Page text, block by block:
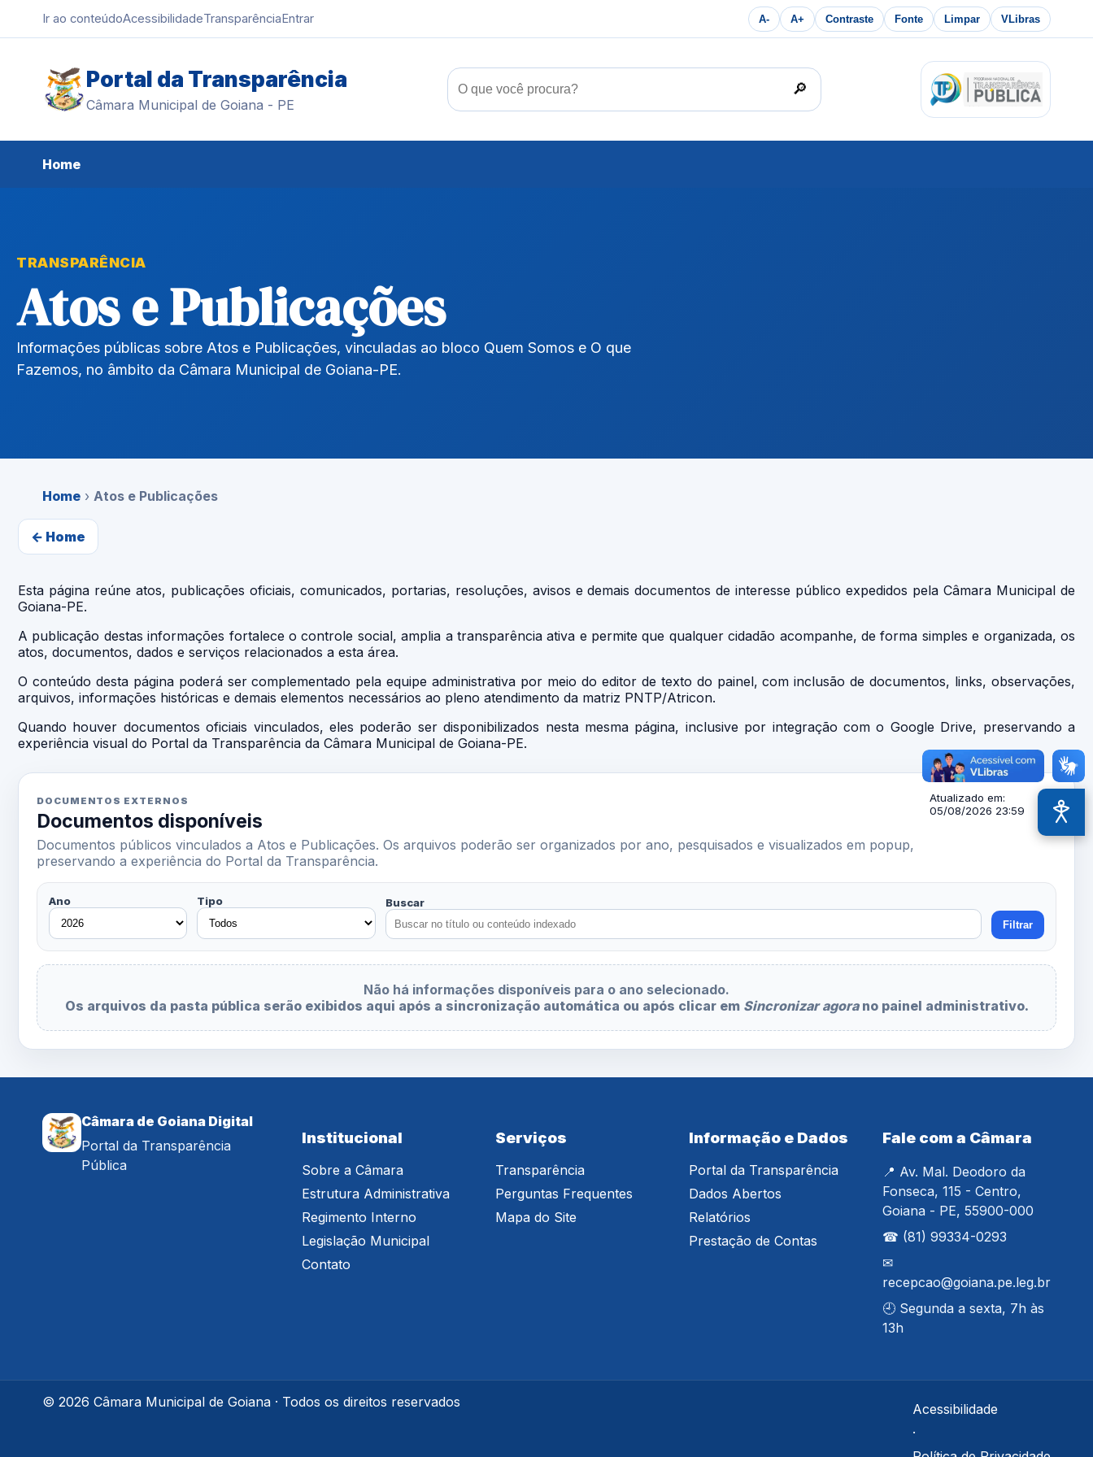
Ir ao conteúdoAcessibilidadeTransparênciaEntrar A- A+ Contraste Fonte Limpar VLibras
Portal da Transparência
Câmara Municipal de Goiana - PE
🔎
Home
TRANSPARÊNCIA
Atos e Publicações
Informações públicas sobre Atos e Publicações, vinculadas ao bloco Quem Somos e O que
Fazemos, no âmbito da Câmara Municipal de Goiana-PE.
Home › Atos e Publicações
← Home
Esta página reúne atos, publicações oficiais, comunicados, portarias, resoluções, avisos e demais documentos de interesse público expedidos pela Câmara Municipal de
Goiana-PE.
A publicação destas informações fortalece o controle social, amplia a transparência ativa e permite que qualquer cidadão acompanhe, de forma simples e organizada, os
atos, documentos, dados e serviços relacionados a esta área.
O conteúdo desta página poderá ser complementado pela equipe administrativa por meio do editor de texto do painel, com inclusão de documentos, links, observações,
arquivos, informações históricas e demais elementos necessários ao pleno atendimento da matriz PNTP/Atricon.
Quando houver documentos oficiais vinculados, eles poderão ser disponibilizados nesta mesma página, inclusive por integração com o Google Drive, preservando a
experiência visual do Portal da Transparência da Câmara Municipal de Goiana-PE.
DOCUMENTOS EXTERNOS
Documentos disponíveis
Documentos públicos vinculados a Atos e Publicações. Os arquivos poderão ser organizados por ano, pesquisados e visualizados em popup,
preservando a experiência do Portal da Transparência.
Atualizado em:
05/08/2026 23:59
Ano Tipo Buscar
Filtrar
Não há informações disponíveis para o ano selecionado.
Os arquivos da pasta pública serão exibidos aqui após a sincronização automática ou após clicar em Sincronizar agorano painel administrativo.
Câmara de Goiana Digital
Portal da Transparência
Pública
Institucional
Sobre a Câmara
Estrutura Administrativa
Regimento Interno
Legislação Municipal
Contato
Serviços
Transparência
Perguntas Frequentes
Mapa do Site
Informação e Dados
Portal da Transparência
Dados Abertos
Relatórios
Prestação de Contas
Fale com a Câmara
📍 Av. Mal. Deodoro da
Fonseca, 115 - Centro,
Goiana - PE, 55900-000
☎ (81) 99334-0293
✉
recepcao@goiana.pe.leg.br
🕘 Segunda a sexta, 7h às
13h
© 2026 Câmara Municipal de Goiana · Todos os direitos reservados
Acessibilidade
·